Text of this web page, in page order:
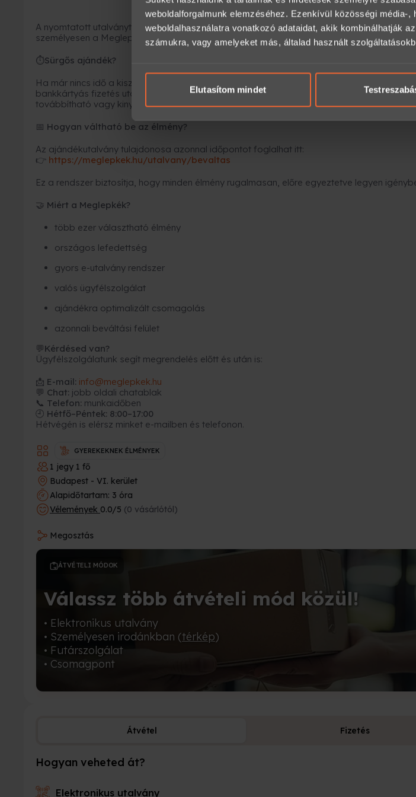
weboldalforgalmunk elemzéséhez. Ezenkívül közösségi média-
weboldalhasználatra vonatkozó adataidat, akik kombinálhatják
számukra, vagy amelyeket más, általad használt
Elutasítom mindet
A nyomtatott utalványt kollégáink becsomagolják, és futárral kiszállítják, vagy átveheted
személyesen a Meglepkék irodájában.
⏱Sürgős ajándék?
Ha már nincs idő a kiszállításra, az
e-utalvány a leggyorsabb megoldás
bankkártyás fizetés után
néhány percen belül megérkezik a megadott e-mail címre, és
továbbítható vagy kinyomtatható.
📅 Hogyan váltható be az élmény?
Az ajándékutalvány tulajdonosa azonnal időpontot foglalhat itt:
👉 https://meglepkek.hu/utalvany/bevaltas
Ez a rendszer biztosítja, hogy minden élmény rugalmasan, előre egyeztetve legyen
🤝 Miért a Meglepkék?
több ezer választható élmény
országos lefedettség
gyors e-utalvány rendszer
valós ügyfélszolgálat
ajándékra optimalizált csomagolás
azonnali beváltási felület
💬Kérdésed van?
Ügyfélszolgálatunk segít megrendelés előtt és után is:
📩 E-mail: info@meglepkek.hu
💬 Chat: jobb oldali chatablak
📞 Telefon: munkaidőben
🕘 Hétfő–Péntek: 8:00–17:00
Hétvégén is elérsz minket e-mailben és telefonon.
GYEREKEKNEK ÉLMÉNYEK
1 jegy 1 fő
Budapest - VI. kerület
Alapidőtartam: 3 óra
Vélemények 0.0/5 (0 vásárlótól)
Megosztás
ÁTVÉTELI MÓDOK
Válassz több átvételi mód közül!
• Elektronikus utalvány
• Személyesen irodánkban (térkép)
• Futárszolgálat
• Csomagpont
Átvétel Fizetés
Hogyan veheted át?
Elektronikus utalvány